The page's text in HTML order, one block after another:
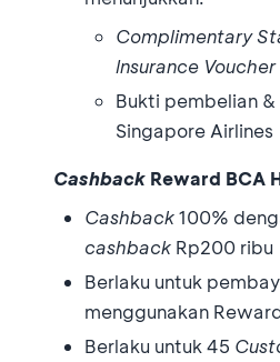
Complimentary
Insurance Voucher
Bukti pembelian &
Singapore Airlines
Cashback Reward BCA
Cashback100%
cashback Rp200 ribu
Berlaku untuk
menggunakan
Berlaku untuk 45